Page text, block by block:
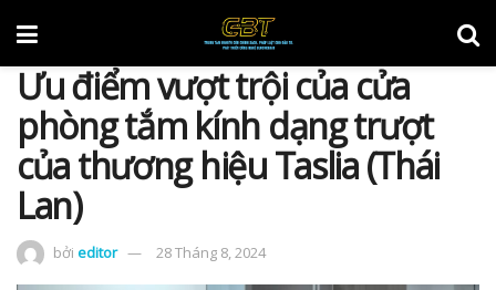
Ưu điểm vượt trội của cửa
phòng tắm kính dạng trượt
của thương hiệu Taslia (Thái
Lan)
bởi editor 28 Tháng 8, 2024